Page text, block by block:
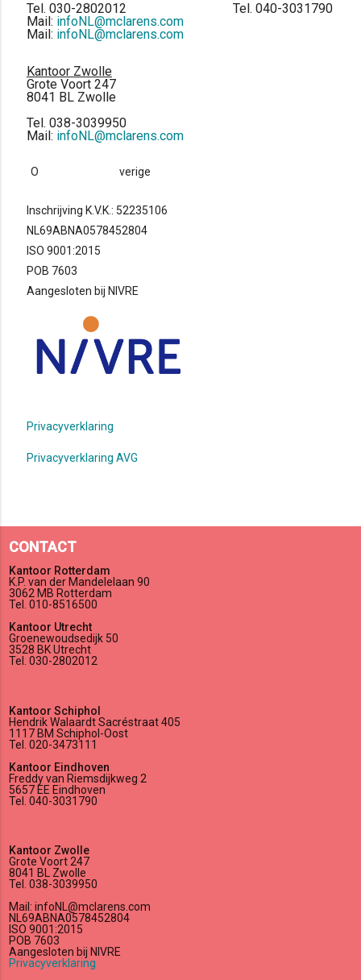
Tel. 030-2802012 Tel. 040-3031790
Mail: infoNL@mclarens.com
Mail: infoNL@mclarens.com
Kantoor Zwolle
Grote Voort 247
8041 BL Zwolle
Tel. 038-3039950
Mail: infoNL@mclarens.com
O verige
Inschrijving K.V.K.: 52235106
NL69ABNA0578452804
ISO 9001:2015
POB 7603
Aangesloten bij NIVRE
Privacyverklaring
Privacyverklaring AVG
CONTACT
Kantoor Rotterdam
K.P. van der Mandelelaan 90
3062 MB Rotterdam
Tel. 010-8516500
Kantoor Utrecht
Groenewoudsedijk 50
3528 BK Utrecht
Tel. 030-2802012
Kantoor Schiphol
Hendrik Walaardt Sacréstraat 405
1117 BM Schiphol-Oost
Tel. 020-3473111
Kantoor Eindhoven
Freddy van Riemsdijkweg 2
5657 EE Eindhoven
Tel. 040-3031790
Kantoor Zwolle
Grote Voort 247
8041 BL Zwolle
Tel. 038-3039950
Mail: infoNL@mclarens.com
NL69ABNA0578452804
ISO 9001:2015
POB 7603
Aangesloten bij NIVRE
Privacyverklaring